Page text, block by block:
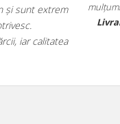
și sunt extrem
iar calitatea